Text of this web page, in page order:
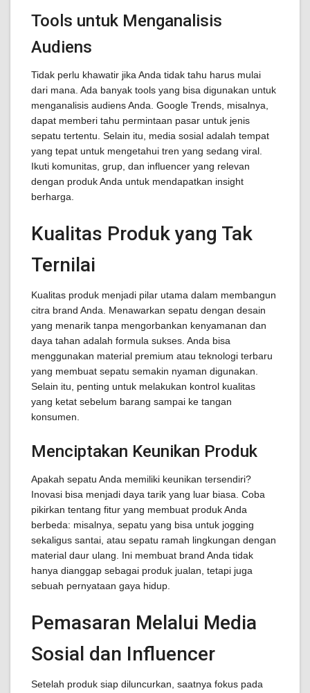
Tools untuk Menganalisis
Audiens
Tidak perlu khawatir jika Anda tidak tahu harus mulai
dari mana. Ada banyak tools yang bisa digunakan untuk
menganalisis audiens Anda. Google Trends, misalnya,
dapat memberi tahu permintaan pasar untuk jenis
sepatu tertentu. Selain itu, media sosial adalah tempat
yang tepat untuk mengetahui tren yang sedang viral.
Ikuti komunitas, grup, dan influencer yang relevan
dengan produk Anda untuk mendapatkan insight
berharga.
Kualitas Produk yang Tak
Ternilai
Kualitas produk menjadi pilar utama dalam membangun
citra brand Anda. Menawarkan sepatu dengan desain
yang menarik tanpa mengorbankan kenyamanan dan
daya tahan adalah formula sukses. Anda bisa
menggunakan material premium atau teknologi terbaru
yang membuat sepatu semakin nyaman digunakan.
Selain itu, penting untuk melakukan kontrol kualitas
yang ketat sebelum barang sampai ke tangan
konsumen.
Menciptakan Keunikan Produk
Apakah sepatu Anda memiliki keunikan tersendiri?
Inovasi bisa menjadi daya tarik yang luar biasa. Coba
pikirkan tentang fitur yang membuat produk Anda
berbeda: misalnya, sepatu yang bisa untuk jogging
sekaligus santai, atau sepatu ramah lingkungan dengan
material daur ulang. Ini membuat brand Anda tidak
hanya dianggap sebagai produk jualan, tetapi juga
sebuah pernyataan gaya hidup.
Pemasaran Melalui Media
Sosial dan Influencer
Setelah produk siap diluncurkan, saatnya fokus pada